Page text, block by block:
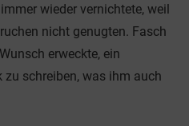
wieder vernichtete, weil
nicht genugten. Fasch
erweckte, ein
schreiben, was ihm auch